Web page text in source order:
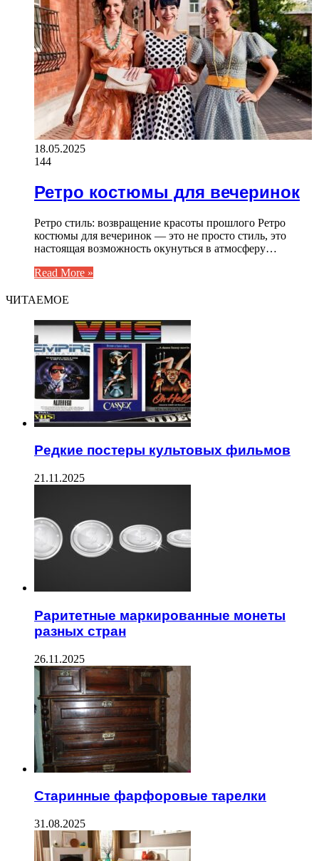
18.05.2025
144
Ретро костюмы для вечеринок
Ретро стиль: возвращение красоты прошлого Ретро
костюмы для вечеринок — это не просто стиль, это
настоящая возможность окунуться в атмосферу…
Read More »
ЧИТАЕМОЕ
Редкие постеры культовых фильмов
21.11.2025
Раритетные маркированные монеты
разных стран
26.11.2025
Старинные фарфоровые тарелки
31.08.2025